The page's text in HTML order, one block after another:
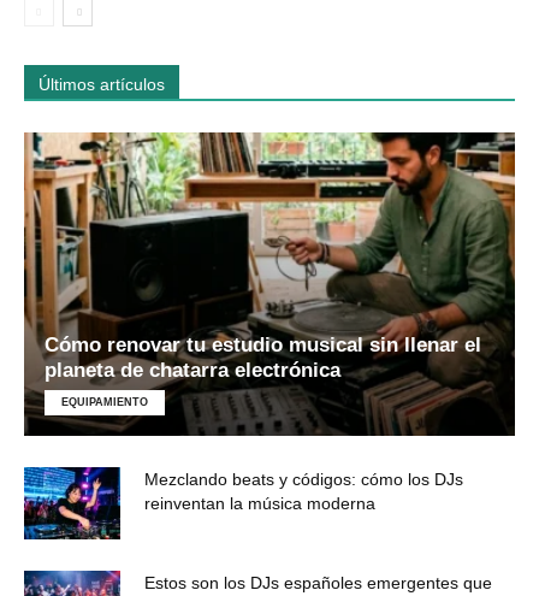
Últimos artículos
Cómo renovar tu estudio musical sin llenar el
planeta de chatarra electrónica
EQUIPAMIENTO
Mezclando beats y códigos: cómo los DJs
reinventan la música moderna
Estos son los DJs españoles emergentes que